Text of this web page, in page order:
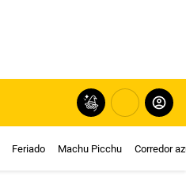
Feriado Machu Picchu Corredor